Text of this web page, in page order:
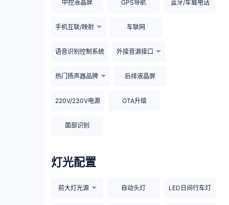
中控液晶屏 GPS导航 蓝牙/车载电话
手机互联/映射 车联网
语音识别控制系统 外接音源接口
热门扬声器品牌 后排液晶屏
220V/230V电源 OTA升级
面部识别
灯光配置
前大灯光源 自动头灯 LED日间行车灯